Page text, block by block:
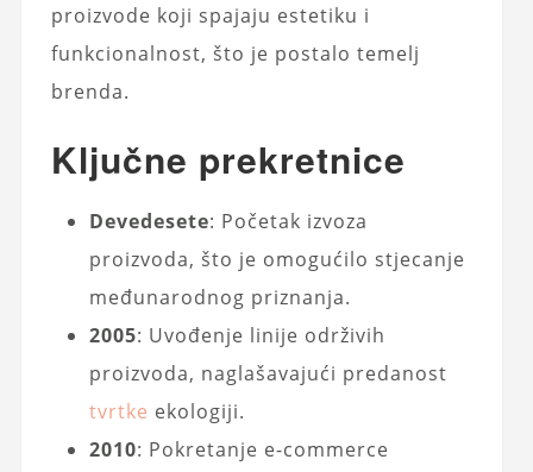
proizvode koji spajaju estetiku i
funkcionalnost, što je postalo temelj
brenda.
Ključne prekretnice
Devedesete: Početak izvoza
proizvoda, što je omogućilo stjecanje
međunarodnog priznanja.
2005: Uvođenje linije održivih
proizvoda, naglašavajući predanost
tvrtke ekologiji.
2010: Pokretanje e-commerce